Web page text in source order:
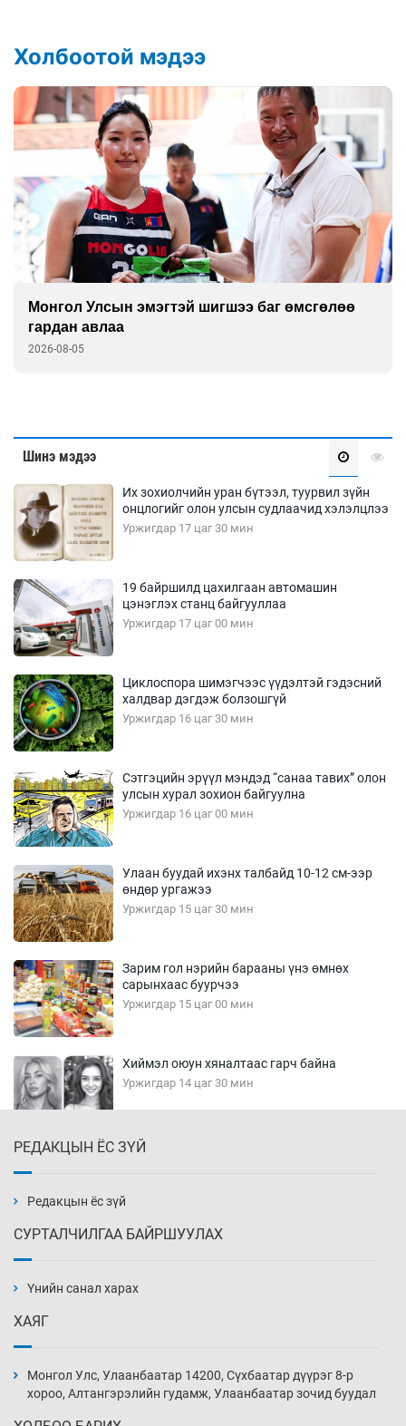
Холбоотой мэдээ
Монгол Улсын эмэгтэй шигшээ баг өмсгөлөө
гардан авлаа
2026-08-05
Шинэ мэдээ
Их зохиолчийн уран бүтээл, туурвил зүйн
онцлогийг олон улсын судлаачид хэлэлцлээ
Уржигдар 17 цаг 30 мин
19 байршилд цахилгаан автомашин
цэнэглэх станц байгууллаа
Уржигдар 17 цаг 00 мин
Циклоспора шимэгчээс үүдэлтэй гэдэсний
халдвар дэгдэж болзошгүй
Уржигдар 16 цаг 30 мин
Сэтгэцийн эрүүл мэндэд “санаа тавих” олон
улсын хурал зохион байгуулна
Уржигдар 16 цаг 00 мин
Улаан буудай ихэнх талбайд 10-12 см-ээр
өндөр ургажээ
Уржигдар 15 цаг 30 мин
Зарим гол нэрийн барааны үнэ өмнөх
сарынхаас буурчээ
Уржигдар 15 цаг 00 мин
Хиймэл оюун хяналтаас гарч байна
Уржигдар 14 цаг 30 мин
Уржигдар 14 цаг 00 мин
нэмэгджээ
Уржигдар 13 цаг 30 мин
РЕДАКЦЫН ЁС ЗҮЙ
Редакцын ёс зүй
СУРТАЛЧИЛГАА БАЙРШУУЛАХ
Үнийн санал харах
ХАЯГ
Монгол Улс, Улаанбаатар 14200, Сүхбаатар дүүрэг 8-р
хороо, Алтангэрэлийн гудамж, Улаанбаатар зочид буудал